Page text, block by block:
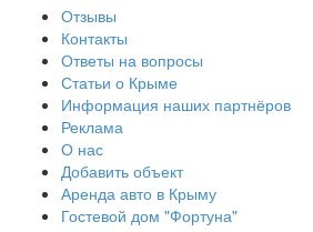
Отзывы
Контакты
Ответы на вопросы
Статьи о Крыме
Информация наших партнёров
Реклама
О нас
Добавить объект
Аренда авто в Крыму
Гостевой дом "Фортуна"